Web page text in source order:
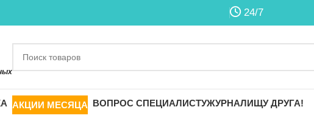
24/7
АКЦИИ МЕСЯЦА ВОПРОС СПЕЦИАЛИСТУЖУРНАЛИЩУ ДРУГА!